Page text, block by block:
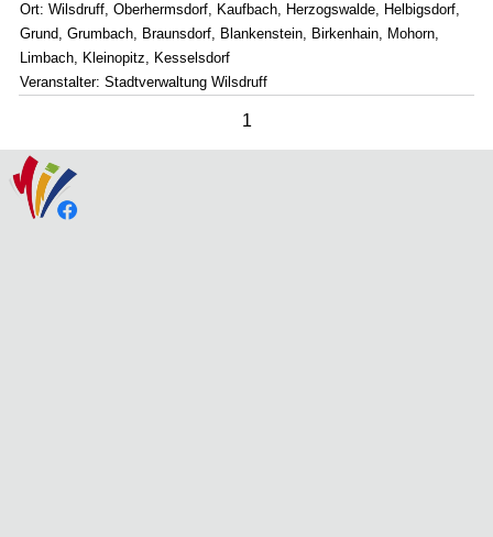
Ort: Wilsdruff, Oberhermsdorf, Kaufbach, Herzogswalde, Helbigsdorf,
Grund, Grumbach, Braunsdorf, Blankenstein, Birkenhain, Mohorn,
Limbach, Kleinopitz, Kesselsdorf
Veranstalter: Stadtverwaltung Wilsdruff
1